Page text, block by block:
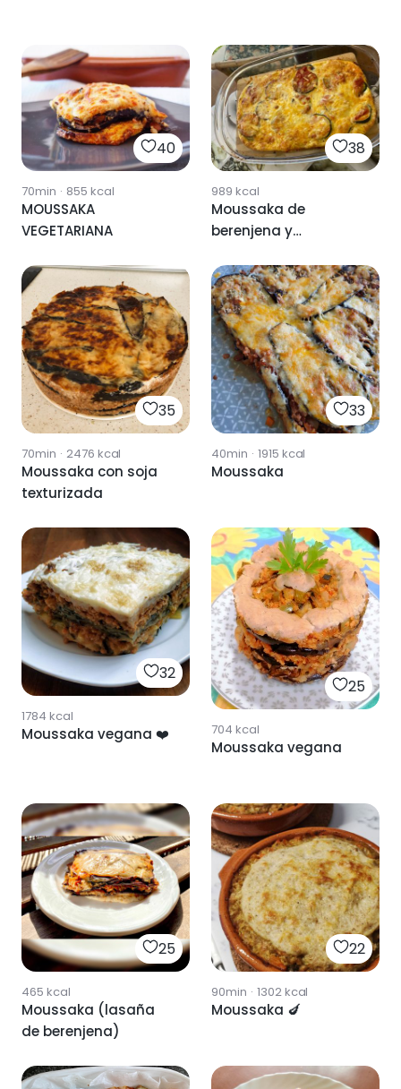
40
70min · 855 kcal
MOUSSAKA
VEGETARIANA
38
989 kcal
Moussaka de
berenjena y
35
70min · 2476 kcal
Moussaka con soja
texturizada
33
40min · 1915 kcal
Moussaka
32
1784 kcal
Moussaka vegana ❤️
25
704 kcal
Moussaka vegana
25
465 kcal
Moussaka (lasaña
de berenjena)
22
90min · 1302kcal
Moussaka 🍆